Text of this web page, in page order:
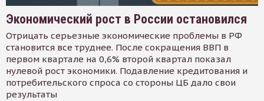
Экономический рост в России остановился
Отрицать серьезные экономические проблемы в РФ
становится все труднее. После сокращения ВВП в
первом квартале на 0,6% второй квартал показал
нулевой рост экономики. Подавление кредитования и
потребительского спроса со стороны ЦБ дало свои
результаты